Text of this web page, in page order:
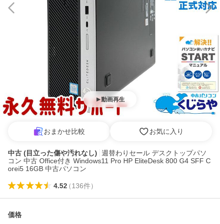
動画再生
おまかせ比較 お気に入り
中古 (目立った傷や汚れなし)
週替わりセール デスクトップパソ
コン 中古 Office付き Windows11 Pro HP EliteDesk 800 G4 SFF C
orei5 16GB 中古パソコン
4.52（136件）
価格